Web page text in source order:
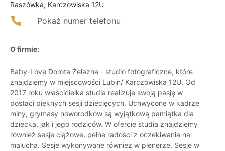
Raszówka, Karczowiska 12U
Pokaż numer telefonu
O firmie:
Baby-Love Dorota Żelazna - studio fotograficzne, które
znajdziemy w miejscowości Lubin/ Karczowiska 12U. Od
2017 roku właścicielka studia realizuje swoją pasję w
postaci pięknych sesji dziecięcych. Uchwycone w kadrze
miny, grymasy noworodków są wyjątkową pamiątka dla
dziecka, jak i jego rodziców. W ofercie studia znajdziemy
również sesje ciążowe, pełne radości z oczekiwania na
malucha. Sesje wykonywane również w plenerze. Sesje w